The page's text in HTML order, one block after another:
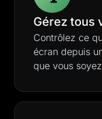
Gérez tous
Contrôlez ce
écran depuis
que vous